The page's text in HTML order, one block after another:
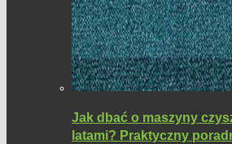
Jak dbać o maszyny
latami? Praktyczny